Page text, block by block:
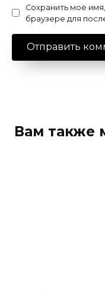
Сохранить моё
браузере для
Вам также